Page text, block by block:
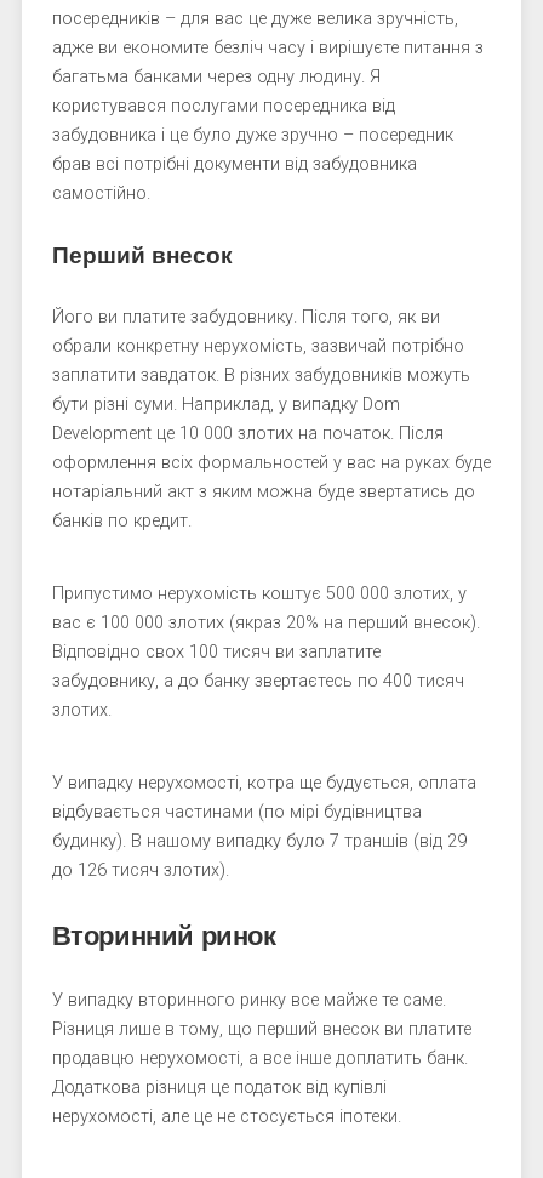
посередників – для вас це дуже велика зручність,
адже ви економите безліч часу і вирішуєте питання з
багатьма банками через одну людину. Я
користувався послугами посередника від
забудовника і це було дуже зручно – посередник
брав всі потрібні документи від забудовника
самостійно.
Перший внесок
Його ви платите забудовнику. Після того, як ви
обрали конкретну нерухомість, зазвичай потрібно
заплатити завдаток. В різних забудовників можуть
бути різні суми. Наприклад, у випадку Dom
Development це 10 000 злотих на початок. Після
оформлення всіх формальностей у вас на руках буде
нотаріальний акт з яким можна буде звертатись до
банків по кредит.
Припустимо нерухомість коштує 500 000 злотих, у
вас є 100 000 злотих (якраз 20% на перший внесок).
Відповідно свох 100 тисяч ви заплатите
забудовнику, а до банку звертаєтесь по 400 тисяч
злотих.
У випадку нерухомості, котра ще будується, оплата
відбувається частинами (по мірі будівництва
будинку). В нашому випадку було 7 траншів (від 29
до 126 тисяч злотих).
Вторинний ринок
У випадку вторинного ринку все майже те саме.
Різниця лише в тому, що перший внесок ви платите
продавцю нерухомості, а все інше доплатить банк.
Додаткова різниця це податок від купівлі
нерухомості, але це не стосується іпотеки.